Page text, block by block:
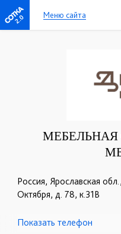
2.0 Меню сайта
МЕБЕЛЬНАЯ
Россия, Ярославская
Октября, д. 78, к.31В
☎+7 (4852) 68-32-55
Показать телефон